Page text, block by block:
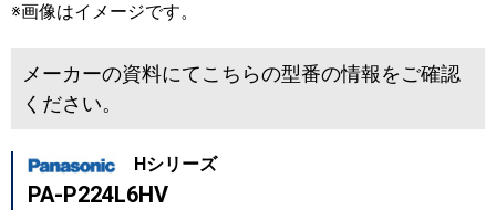
※画像はイメージです。
メーカーの資料にてこちらの型番の情報をご確認
ください。
Hシリーズ
PA-P224L6HV